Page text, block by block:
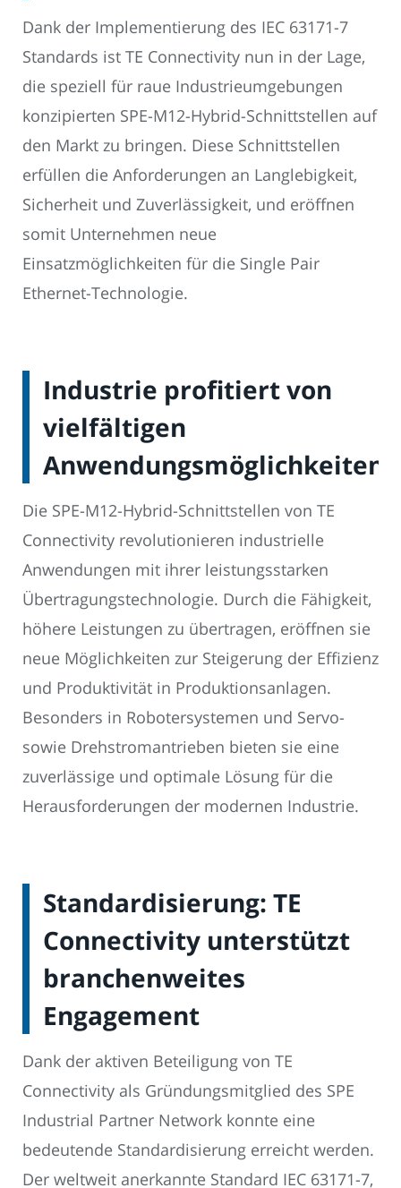
Dank der Implementierung des IEC 63171-7
Standards ist TE Connectivity nun in der Lage,
die speziell für raue Industrieumgebungen
konzipierten SPE-M12-Hybrid-Schnittstellen auf
den Markt zu bringen. Diese Schnittstellen
erfüllen die Anforderungen an Langlebigkeit,
Sicherheit und Zuverlässigkeit, und eröffnen
somit Unternehmen neue
Einsatzmöglichkeiten für die Single Pair
Ethernet-Technologie.
Industrie profitiert von
vielfältigen
Anwendungsmöglichkeiten
Die SPE-M12-Hybrid-Schnittstellen von TE
Connectivity revolutionieren industrielle
Anwendungen mit ihrer leistungsstarken
Übertragungstechnologie. Durch die Fähigkeit,
höhere Leistungen zu übertragen, eröffnen sie
neue Möglichkeiten zur Steigerung der Effizienz
und Produktivität in Produktionsanlagen.
Besonders in Robotersystemen und Servo-
sowie Drehstromantrieben bieten sie eine
zuverlässige und optimale Lösung für die
Herausforderungen der modernen Industrie.
Standardisierung: TE
Connectivity unterstützt
branchenweites
Engagement
Dank der aktiven Beteiligung von TE
Connectivity als Gründungsmitglied des SPE
Industrial Partner Network konnte eine
bedeutende Standardisierung erreicht werden.
Der weltweit anerkannte Standard IEC 63171-7,